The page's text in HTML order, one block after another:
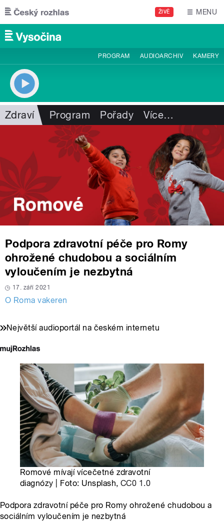
Přejít k hlavnímu obsahu
ŽIVĚ MENU
PROGRAM AUDIOARCHIV KAMERY
Zdraví Program Pořady Více…
Podpora zdravotní péče pro Romy
ohrožené chudobou a sociálním
vyloučením je nezbytná
17. září 2021
O Roma vakeren
Největší audioportál na českém internetu
Romové mívají vícečetné zdravotní
diagnózy | Foto: Unsplash, CC0 1.0
Podpora zdravotní péče pro Romy ohrožené chudobou a
sociálním vyloučením je nezbytná